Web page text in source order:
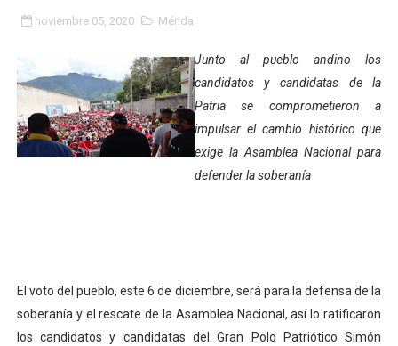
Instituto Nacional de Nutrición celebra Semana
Gobernación de Mérida fortalece el desarrollo
Corposalud inició talleres para aspirantes al curso de
Fundecem inició con éxito el taller vacacional de
noviembre 05, 2020 Mérida
Junto al pueblo andino los
candidatos y candidatas de la
Patria se comprometieron a
impulsar el cambio histórico que
exige la Asamblea Nacional para
defender la soberanía
El voto del pueblo, este 6 de diciembre, será para la defensa de la
soberanía y el rescate de la Asamblea Nacional, así lo ratificaron
los candidatos y candidatas del Gran Polo Patriótico Simón